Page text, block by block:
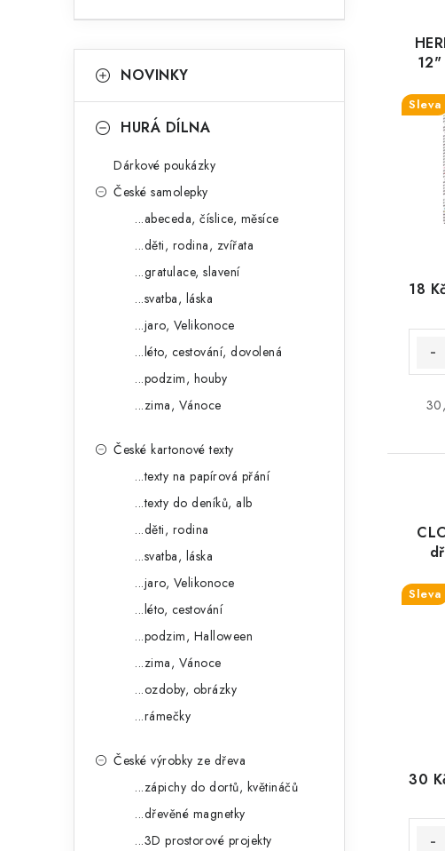
r
a
kategorie
a
NOVINKY
HURÁ DÍLNA
Dárkové poukázky
České samolepky
...abeceda, číslice, měsíce
...děti, rodina, zvířata
...gratulace, slavení
...svatba, láska
...jaro, Velikonoce
...léto, cestování, dovolená
...podzim, houby
...zima, Vánoce
České kartonové texty
...texty na papírová přání
...texty do deníků, alb
...děti, rodina
...svatba, láska
...jaro, Velikonoce
...léto, cestování
...podzim, Halloween
...zima, Vánoce
...ozdoby, obrázky
...rámečky
České výrobky ze dřeva
...zápichy do dortů, květináčů
...dřevěné magnetky
...3D prostorové projekty
Sleva
18 Kč
Sleva
30